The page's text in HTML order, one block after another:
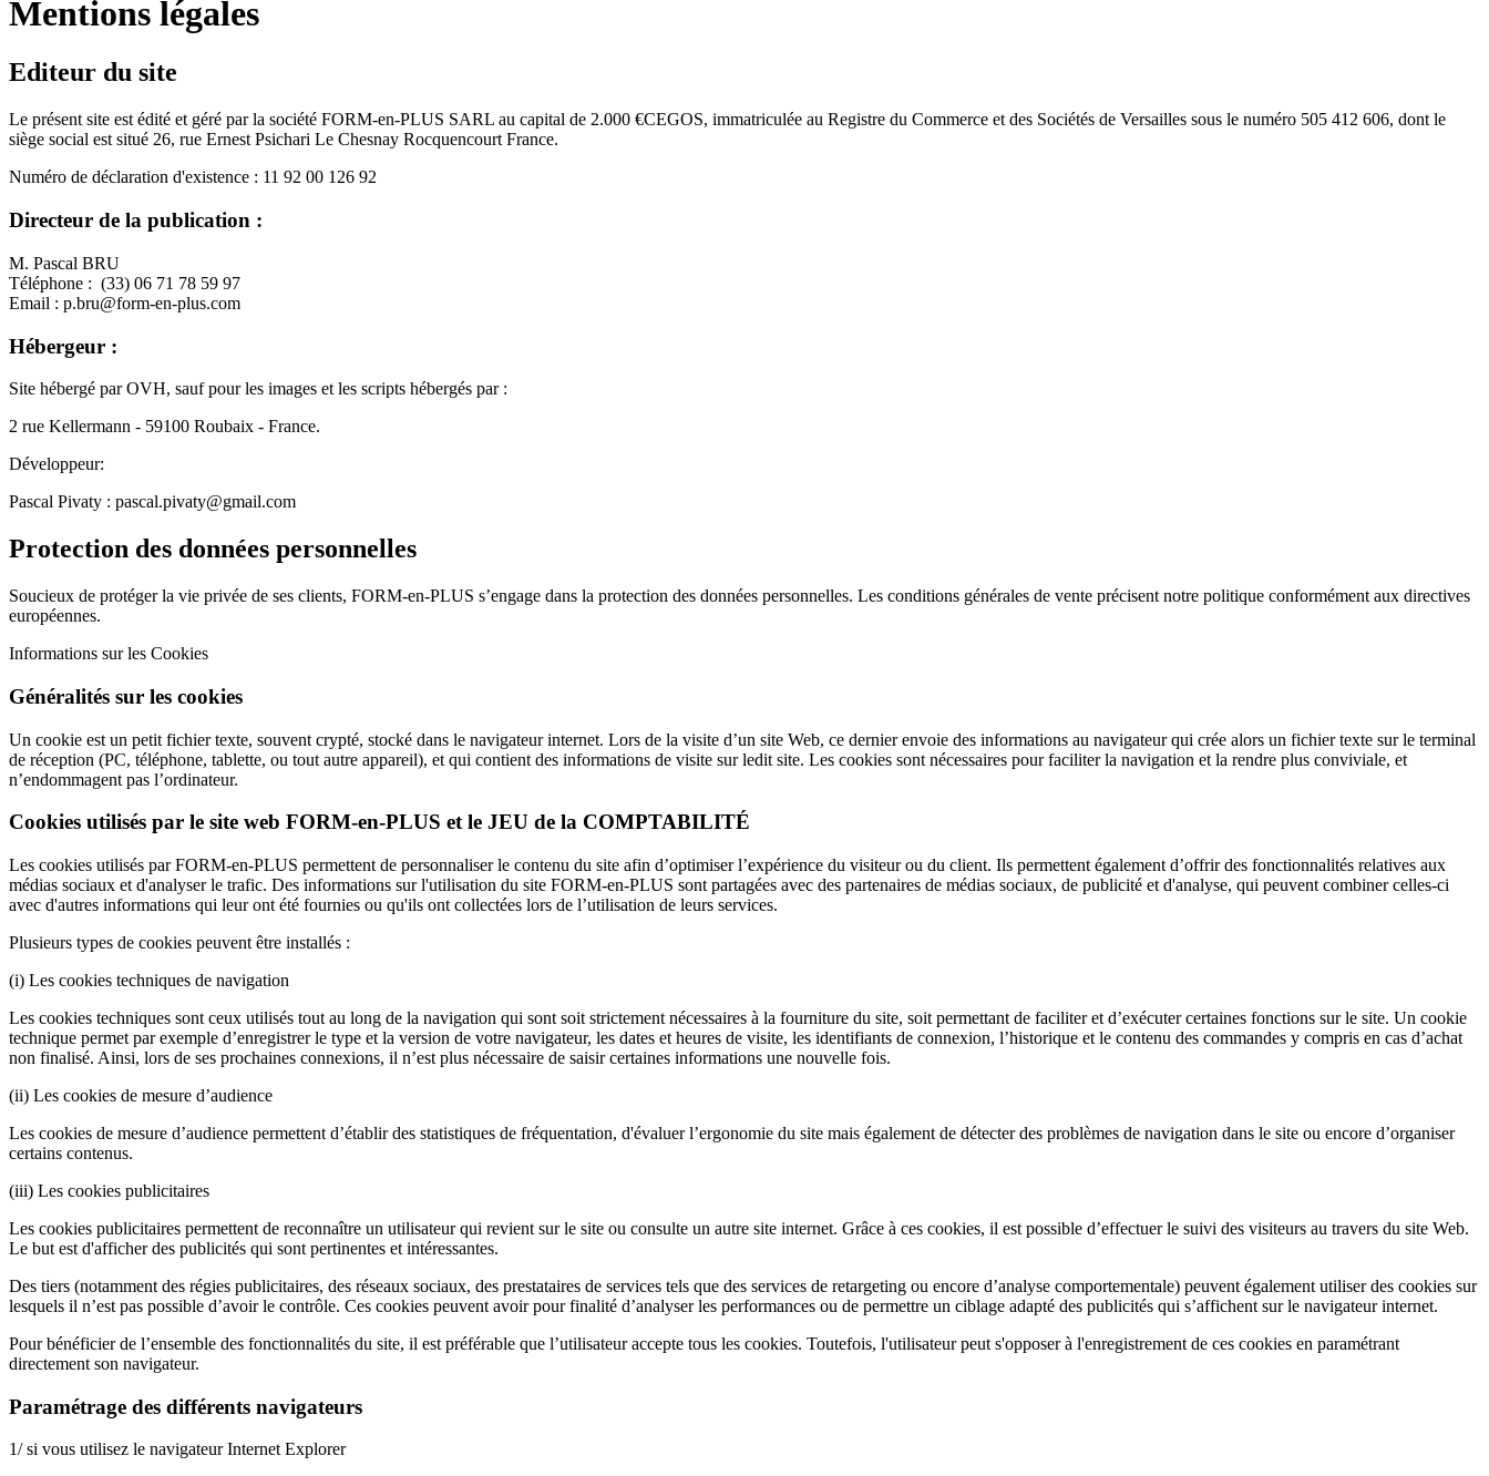
Mentions légales
Editeur du site
Le présent site est édité et géré par la société FORM-en-PLUS SARL au capital de 2.000 €CEGOS, immatriculée au Registre du Commerce et des Sociétés de Versailles sous le numéro 505 412 606, dont le
siège social est situé 26, rue Ernest Psichari Le Chesnay Rocquencourt France.
Numéro de déclaration d'existence : 11 92 00 126 92
Directeur de la publication :
M. Pascal BRU
Téléphone : (33) 06 71 78 59 97
Email : p.bru@form-en-plus.com
Hébergeur :
Site hébergé par OVH, sauf pour les images et les scripts hébergés par :
2 rue Kellermann - 59100 Roubaix - France.
Développeur:
Pascal Pivaty : pascal.pivaty@gmail.com
Protection des données personnelles
Soucieux de protéger la vie privée de ses clients, FORM-en-PLUS s’engage dans la protection des données personnelles. Les conditions générales de vente précisent notre politique conformément aux directives
européennes.
Informations sur les Cookies
Généralités sur les cookies
Un cookie est un petit fichier texte, souvent crypté, stocké dans le navigateur internet. Lors de la visite d’un site Web, ce dernier envoie des informations au navigateur qui crée alors un fichier texte sur le terminal
de réception (PC, téléphone, tablette, ou tout autre appareil), et qui contient des informations de visite sur ledit site. Les cookies sont nécessaires pour faciliter la navigation et la rendre plus conviviale, et
n’endommagent pas l’ordinateur.
Cookies utilisés par le site web FORM-en-PLUS et le JEU de la COMPTABILITÉ
Les cookies utilisés par FORM-en-PLUS permettent de personnaliser le contenu du site afin d’optimiser l’expérience du visiteur ou du client. Ils permettent également d’offrir des fonctionnalités relatives aux
médias sociaux et d'analyser le trafic. Des informations sur l'utilisation du site FORM-en-PLUS sont partagées avec des partenaires de médias sociaux, de publicité et d'analyse, qui peuvent combiner celles-ci
avec d'autres informations qui leur ont été fournies ou qu'ils ont collectées lors de l’utilisation de leurs services.
Plusieurs types de cookies peuvent être installés :
(i) Les cookies techniques de navigation
Les cookies techniques sont ceux utilisés tout au long de la navigation qui sont soit strictement nécessaires à la fourniture du site, soit permettant de faciliter et d’exécuter certaines fonctions sur le site. Un cookie
technique permet par exemple d’enregistrer le type et la version de votre navigateur, les dates et heures de visite, les identifiants de connexion, l’historique et le contenu des commandes y compris en cas d’achat
non finalisé. Ainsi, lors de ses prochaines connexions, il n’est plus nécessaire de saisir certaines informations une nouvelle fois.
(ii) Les cookies de mesure d’audience
Les cookies de mesure d’audience permettent d’établir des statistiques de fréquentation, d'évaluer l’ergonomie du site mais également de détecter des problèmes de navigation dans le site ou encore d’organiser
certains contenus.
(iii) Les cookies publicitaires
Les cookies publicitaires permettent de reconnaître un utilisateur qui revient sur le site ou consulte un autre site internet. Grâce à ces cookies, il est possible d’effectuer le suivi des visiteurs au travers du site Web.
Le but est d'afficher des publicités qui sont pertinentes et intéressantes.
Des tiers (notamment des régies publicitaires, des réseaux sociaux, des prestataires de services tels que des services de retargeting ou encore d’analyse comportementale) peuvent également utiliser des cookies sur
lesquels il n’est pas possible d’avoir le contrôle. Ces cookies peuvent avoir pour finalité d’analyser les performances ou de permettre un ciblage adapté des publicités qui s’affichent sur le navigateur internet.
Pour bénéficier de l’ensemble des fonctionnalités du site, il est préférable que l’utilisateur accepte tous les cookies. Toutefois, l'utilisateur peut s'opposer à l'enregistrement de ces cookies en paramétrant
directement son navigateur.
Paramétrage des différents navigateurs
1/ si vous utilisez le navigateur Internet Explorer